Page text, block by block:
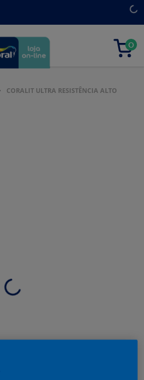
0
0
CORALIT ULTRA RESISTÊNCIA ALTO